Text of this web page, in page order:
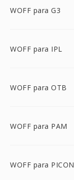
WOFF para G3
WOFF para IPL
WOFF para OTB
WOFF para PAM
WOFF para PICON